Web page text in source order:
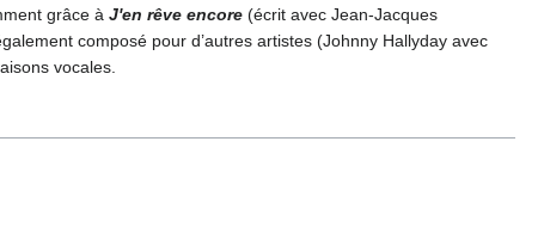
grâce à J'en rêve encore (écrit avec Jean-Jacques
composé pour d’autres artistes (Johnny Hallyday avec
vocales.